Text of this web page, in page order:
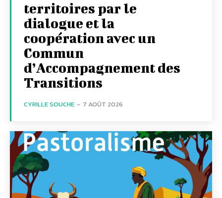
territoires par le
dialogue et la
coopération avec un
Commun
d’Accompagnement des
Transitions
CYRILLE SOUCHE - 7 AOÛT 2026